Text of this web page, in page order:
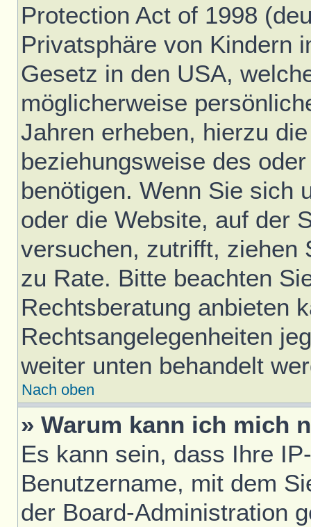
Protection Act of 1998
Privatsphäre von Kindern
Gesetz in den USA,
möglicherweise
Jahren erheben, hierzu
beziehungsweise des
benötigen. Wenn Sie sich
oder die Website, auf der
versuchen, zutrifft, ziehen
zu Rate. Bitte beachten
Rechtsberatung anbieten
Rechtsangelegenheiten
weiter unten behandelt
Nach oben
» Warum kann ich mich
Es kann sein, dass Ihre
Benutzername, mit dem
der Board-Administration